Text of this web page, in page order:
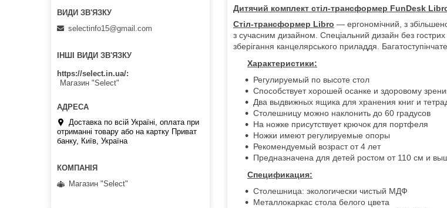
Дитячий комплект стіл-трансформер FunDesk
Стіл-трансформер Libro ― ергономічний, з
з сучасним дизайном. Спеціальний дизайн без
зберігання канцелярського приладдя.
Характеристики:
Регулируемый по высоте стол
Способствует хорошей осанке и здоровому
Два выдвижных ящика для хранения книг и
Столешницу можно наклонить до 60 градусов
На ножке присутствует крючок для портфеля
Ножки имеют регулируемые опоры
Рекомендуемый возраст от 4 лет
Предназначена для детей ростом от 110 см и
Спецификация:
Столешница: экологически чистый МДФ
Металлокаркас стола белого цвета
selectinfo15@gmail.com
ІНШІ ВИДИ ЗВ'ЯЗКУ
https://select.in.ua/
Магазин "Select"
Доставка по всій Україні, оплата при
отриманні товару або на картку Приват
банку, Київ, Україна
Магазин "Select"